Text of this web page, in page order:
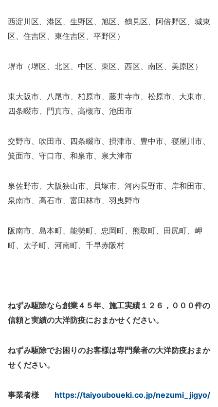
西淀川区、港区、生野区、旭区、鶴見区、阿倍野区、城東
区、住吉区、東住吉区、平野区）
堺市（堺区、北区、中区、東区、西区、南区、美原区）
東大阪市、八尾市、柏原市、藤井寺市、松原市、大東市、
四条畷市、門真市、高槻市、池田市
交野市、吹田市、四条畷市、摂津市、豊中市、寝屋川市、
箕面市、守口市、和泉市、泉大津市
泉佐野市、大阪狭山市、貝塚市、河内長野市、岸和田市、
泉南市、高石市、富田林市、羽曳野市
阪南市、島本町、能勢町、忠岡町、熊取町、田尻町、岬
町、太子町、河南町、千早赤阪村
ねずみ駆除なら創業４５年、施工実績１２６，０００件の
信頼と実績の大洋防疫におまかせください。
ねずみ駆除でお困りのお客様は専門業者の大洋防疫おまか
せください。
事業者様 https://taiyouboueki.co.jp/nezumi_jigyo/